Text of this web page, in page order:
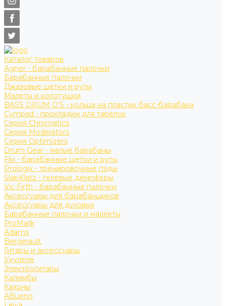
Каталог товаров
Agner - барабанные палочки
Барабанные палочки
Джазовые щетки и руты
Малеты и колотушки
BASS DRUM O’S - кольца на пластик басс-барабана
Cympad - прокладки для тарелок
Серия Chromatics
Серия Moderators
Серия Optimizers
Drum Gear - малые барабаны
Flix - барабанные щетки и руты
Prologix - тренировочные пэды
SlapKlatz - гелевые демпферы
Vic Firth - барабанные палочки
Аксессуары для барабанщиков
Аксессуары для духовых
Барабанные палочки и маллеты
ProMark
Adams
Bergerault
Гитары и аксессуары
Укулеле
Электрогитары
Калимбы
Кахоны
ABueno